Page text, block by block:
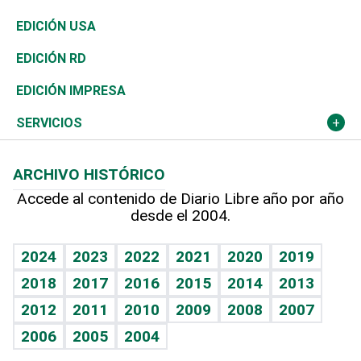
Reportajes
África
Ocenanía
Caribe
Resto del mundo
Vivienda
Telecom.
Global y variable
Economía personal
Buena Vida
Sociales
Novedades
Podcast Arte Libre
Hablando con el pediatra
Vida y familia
Eñe
Celebrando la vida
Sin complejos
Ciclismo
Tenis
Olimpismo
Más deportes
Línea de hit
TBT Deportivo
En Directo
El Espía
Noticiero Poteleche
Columnistas
Tecnología
Historia
Martes de tecnología
Cambio climático
Economía
Revista
Deportes
Opinión
Hecho en casa
Guía del dinero
EDICIÓN USA
EDICIÓN RD
EDICIÓN IMPRESA
SERVICIOS
Cumpleaños
Horóscopos
Crucigramas
ARCHIVO HISTÓRICO
Accede al contenido de Diario Libre año por año
desde el 2004.
2024 2023 2022 2021 2020
2019
2018
2017 2016 2015 2014
2013
2012
2011 2010 2009 2008
2007
2006
2005 2004